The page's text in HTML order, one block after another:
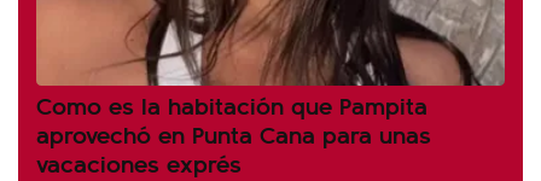
Como es la habitación que Pampita
aprovechó en Punta Cana para unas
vacaciones exprés